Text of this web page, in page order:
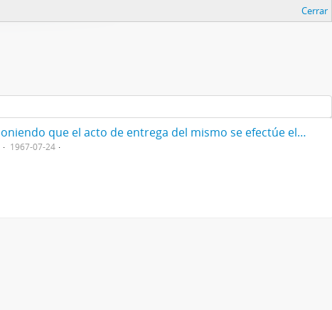
Cerrar
Resol/ acordando el título de "Doctor Honoris Causa" al Dr. Albert Sabin, y disponiendo que el acto de entrega del mismo se efectúe el día 28 del actual, en esta Presidencia 1967
1967-07-24